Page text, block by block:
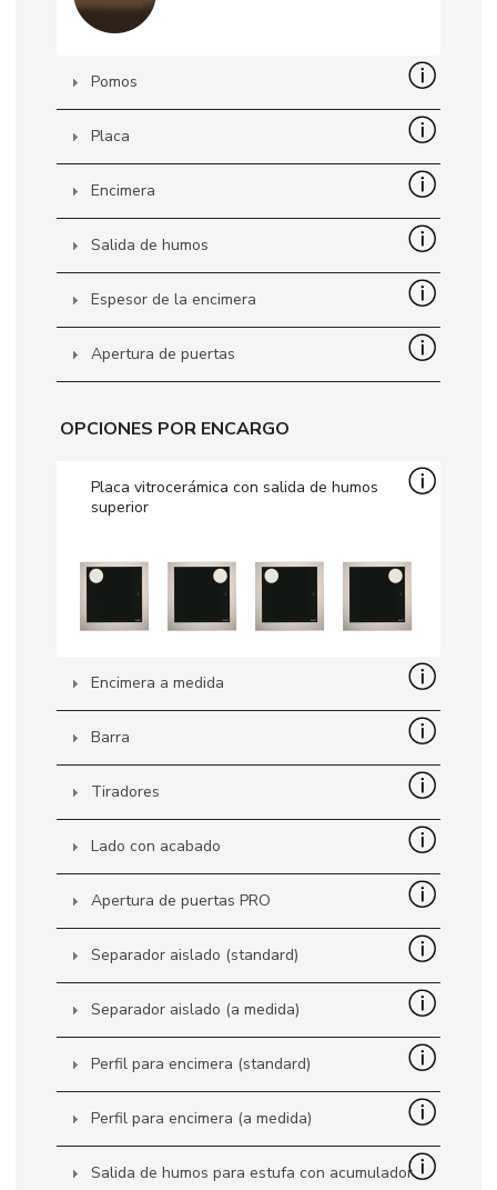
DE | FR | EN | ES |
Pomos
Placa
Encimera
Salida de humos
Espesor de la encimera
Apertura de puertas
OPCIONES POR ENCARGO
Placa vitrocerámica con salida de humos
superior
Encimera a medida
Barra
Tiradores
Lado con acabado
Apertura de puertas PRO
Separador aislado (standard)
Separador aislado (a medida)
Perfil para encimera (standard)
Perfil para encimera (a medida)
Salida de humos para estufa con acumulador